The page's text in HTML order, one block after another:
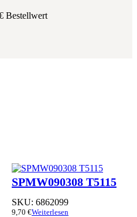
Bestellwert
SPMW090308 T5115
SKU: 6862099
9,70 €Weiterlesen